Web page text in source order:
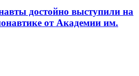
достойно выступили на
от Академии им.